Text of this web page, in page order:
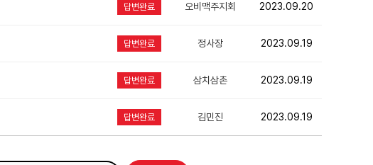
답변완료 오비맥주지회 2023.09.20
답변완료 정사장 2023.09.19
답변완료 삼치삼촌 2023.09.19
답변완료 김민진 2023.09.19